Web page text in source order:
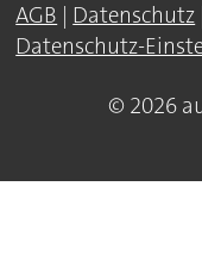
AGB | Datenschutz
Datenschutz-
© 2026